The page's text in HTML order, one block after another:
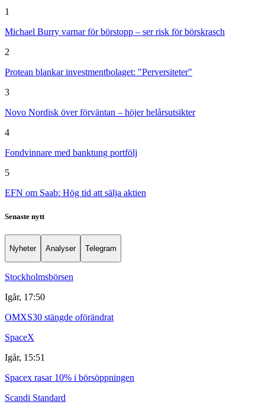
1
Michael Burry varnar för börstopp – ser risk för börskrasch
2
Protean blankar investmentbolaget: "Perversiteter"
3
Novo Nordisk över förväntan – höjer helårsutsikter
4
Fondvinnare med banktung portfölj
5
EFN om Saab: Hög tid att sälja aktien
Senaste nytt
Nyheter Analyser Telegram
Stockholmsbörsen
Igår, 17:50
OMXS30 stängde oförändrat
SpaceX
Igår, 15:51
Spacex rasar 10% i börsöppningen
Scandi Standard